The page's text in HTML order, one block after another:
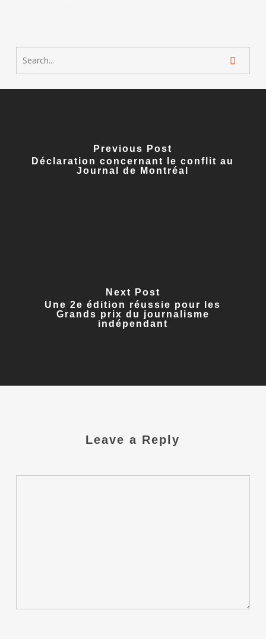
Previous Post
Déclaration concernant le conflit au
Journal de Montréal
Next Post
Une 2e édition réussie pour les
Grands prix du journalisme
indépendant
Leave a Reply